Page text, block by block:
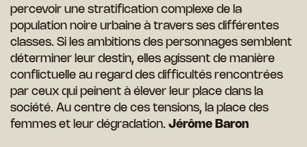
percevoir une stratification complexe de la
population noire urbaine à travers ses différentes
classes. Si les ambitions des personnages semblent
déterminer leur destin, elles agissent de manière
conflictuelle au regard des difficultés rencontrées
par ceux qui peinent à élever leur place dans la
société. Au centre de ces tensions, la place des
femmes et leur dégradation. Jérôme Baron